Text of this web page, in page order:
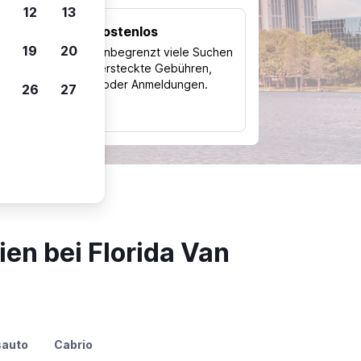
Kostenlos
Nutze unbegrenzt viele Suchen
ohne versteckte Gebühren,
Kosten oder Anmeldungen.
bei Florida Van
Cabrio
12 13
19 20
26 27